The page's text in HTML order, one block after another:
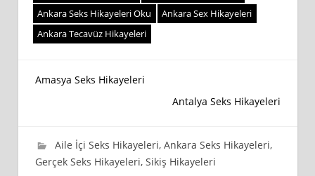
Ankara Seks Hikayeleri Oku
Ankara Sex Hikayeleri
Ankara Tecavüz Hikayeleri
Yazı
Amasya Seks Hikayeleri
Antalya Seks Hikayeleri
15 Temmuz 2019
wpadmin_745cb4
Aile İçi Seks Hikayeleri, Ankara Seks Hikayeleri,
Gerçek Seks Hikayeleri, Sikiş Hikayeleri